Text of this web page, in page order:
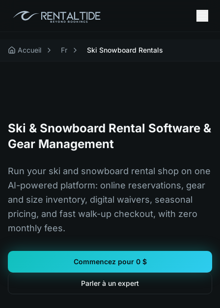
Accueil Fr Ski Snowboard Rentals
Ski & Snowboard Rental Software &
Gear Management
Run your ski and snowboard rental shop on one
AI-powered platform: online reservations, gear
and size inventory, digital waivers, seasonal
pricing, and fast walk-up checkout, with zero
monthly fees.
Commencez pour 0 $
Parler à un expert